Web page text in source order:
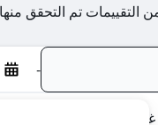
-